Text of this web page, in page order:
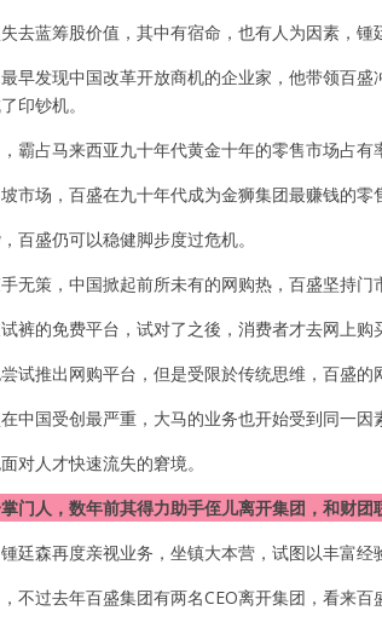
去蓝筹股价值，其中有宿命，也有人为因素，锺
早发现中国改革开放商机的企业家，他带领百
印钞机。
霸占马来西亚九十年代黄金十年的零售市场占有
市场，百盛在九十年代成为金狮集团最赚钱的零
百盛仍可以稳健脚步度过危机。
无策，中国掀起前所未有的网购热，百盛坚持门
裤的免费平台，试对了之後，消费者才去网上购
试推出网购平台，但是受限於传统思维，百盛
中国受创最严重，大马的业务也开始受到同一因
对人才快速流失的窘境。
门人，数年前其得力助手侄儿离开集团，和财
廷森再度亲视业务，坐镇大本营，试图以丰富经
不过去年百盛集团有两名CEO离开集团，看来百